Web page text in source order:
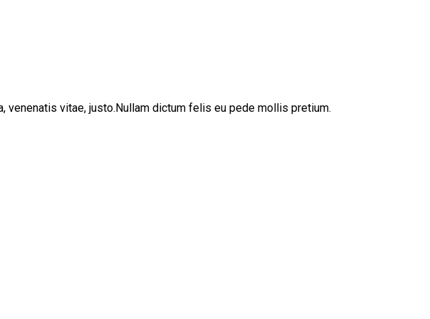
venenatis vitae, justo.Nullam dictum felis eu pede mollis pretium.